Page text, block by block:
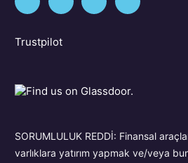
Trustpilot
SORUMLULUK REDDİ: Finansal
varlıklara yatırım yapmak ve/veya